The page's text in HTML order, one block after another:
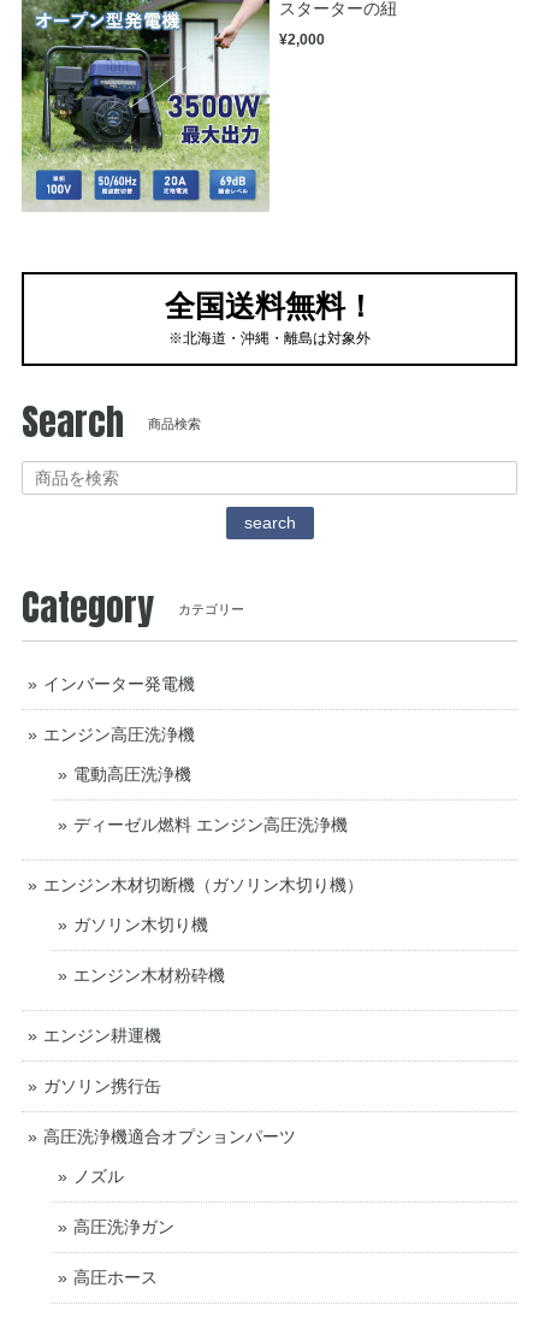
スターターの紐
¥2,000
全国送料無料！
※北海道・沖縄・離島は対象外
Search 商品検索
search
Category カテゴリー
インバーター発電機
エンジン高圧洗浄機
電動高圧洗浄機
ディーゼル燃料 エンジン高圧洗浄機
エンジン木材切断機（ガソリン木切り機）
ガソリン木切り機
エンジン木材粉砕機
エンジン耕運機
ガソリン携行缶
高圧洗浄機適合オプションパーツ
ノズル
高圧洗浄ガン
高圧ホース